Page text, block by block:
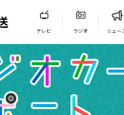
テレビ ラジオ ニュー